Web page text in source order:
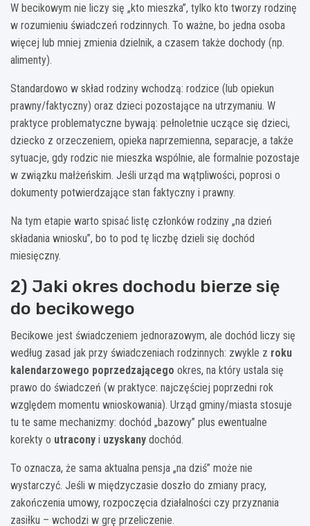
W becikowym nie liczy się „kto mieszka”, tylko kto tworzy rodzinę
w rozumieniu świadczeń rodzinnych. To ważne, bo jedna osoba
więcej lub mniej zmienia dzielnik, a czasem także dochody (np.
alimenty).
Standardowo w skład rodziny wchodzą: rodzice (lub opiekun
prawny/faktyczny) oraz dzieci pozostające na utrzymaniu. W
praktyce problematyczne bywają: pełnoletnie uczące się dzieci,
dziecko z orzeczeniem, opieka naprzemienna, separacje, a także
sytuacje, gdy rodzic nie mieszka wspólnie, ale formalnie pozostaje
w związku małżeńskim. Jeśli urząd ma wątpliwości, poprosi o
dokumenty potwierdzające stan faktyczny i prawny.
Na tym etapie warto spisać listę członków rodziny „na dzień
składania wniosku”, bo to pod tę liczbę dzieli się dochód
miesięczny.
2) Jaki okres dochodu bierze się
do becikowego
Becikowe jest świadczeniem jednorazowym, ale dochód liczy się
według zasad jak przy świadczeniach rodzinnych: zwykle z roku
kalendarzowego poprzedzającego okres, na który ustala się
prawo do świadczeń (w praktyce: najczęściej poprzedni rok
względem momentu wnioskowania). Urząd gminy/miasta stosuje
tu te same mechanizmy: dochód „bazowy” plus ewentualne
korekty o utracony i uzyskany dochód.
To oznacza, że sama aktualna pensja „na dziś” może nie
wystarczyć. Jeśli w międzyczasie doszło do zmiany pracy,
zakończenia umowy, rozpoczęcia działalności czy przyznania
zasiłku – wchodzi w grę przeliczenie.